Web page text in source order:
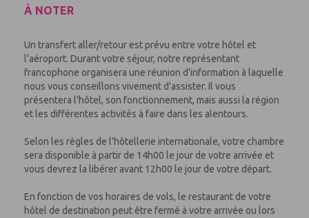
À NOTER
Un transfert aller/retour est prévu entre votre hôtel et
l'aéroport. Durant votre séjour, notre représentant
francophone organisera une réunion d'information à laquelle
nous vous conseillons vivement d'assister. Il vous
présentera l'hôtel, son fonctionnement, mais aussi la région
et les différentes activités à faire dans les alentours.
Selon les règles de l'hôtellerie internationale, votre chambre
sera disponible à partir de 14h00 le jour de votre arrivée et
vous devrez la libérer avant 12h00 le jour de votre départ.
En fonction de vos horaires de vols, le restaurant de votre
hôtel de destination peut être fermé à votre arrivée ou lors